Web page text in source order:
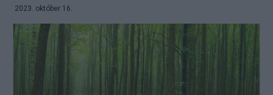
2023. október 16.